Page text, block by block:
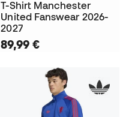
T-Shirt Manchester
United Fanswear 2026-
2027
89,99 €